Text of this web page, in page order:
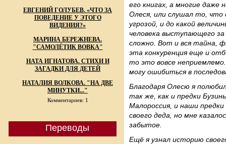
ЕВГЕНИЙ ГОЛУБЕВ. «ЧТО ЗА
ПОВЕДЕНИЕ У ЭТОГО
ВИДЕНИЯ?»
МАРИНА БЕРЕЖНЕВА.
"САМОЛЁТИК ВОВКА"
НАТА ИГНАТОВА. СТИХИ И
ЗАГАДКИ ДЛЯ ДЕТЕЙ
НАТАЛИЯ ВОЛКОВА. "НА ДВЕ
МИНУТКИ..."
Комментариев: 1
Переводы
его книгах, а многие даже
Олеся, или слушал то, что
угрозой, и до какой
человека выступающего
сложно. Вот и вся тайна,
эта конкуренция еще и
то это вовсе
могу ошибиться в
Благодаря Олесю я
так же, как и предки
Малороссия, и наши
своего деда, но мне
забытое.
Ещё я узнал историю